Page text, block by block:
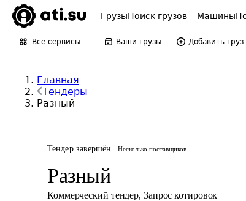
ГрузыПоиск грузов Машины
Все сервисы Ваши грузы Добавить груз
Главная
Тендеры
Разный
Тендер завершён Несколько поставщиков
Разный
Коммерческий тендер, Запрос котировок